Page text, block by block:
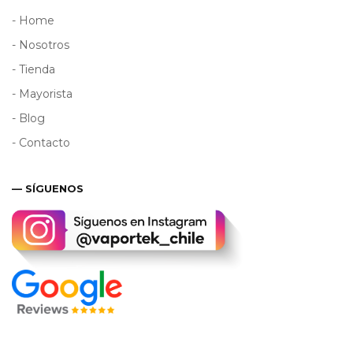
- Home
- Nosotros
- Tienda
- Mayorista
- Blog
- Contacto
— SÍGUENOS